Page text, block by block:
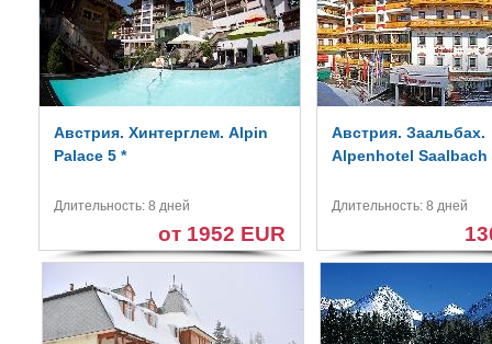
Австрия. Хинтерглем. Alpin
Palace 5 *
Длительность: 8 дней
от 1952 EUR
Австрия. Заальбах.
Alpenhotel Saalbach
Длительность: 8 дней